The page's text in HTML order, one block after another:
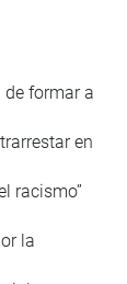
formar a
en
racismo”
la